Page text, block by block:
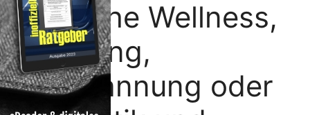
Bereiche Wellness,
Erholung,
Entspannung oder